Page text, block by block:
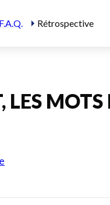
F.A.Q. Rétrospective
LES